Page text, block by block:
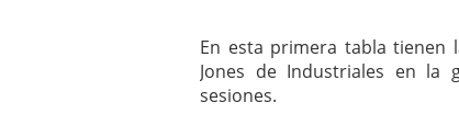
En esta primera tabla tienen
Jones de Industriales en la
sesiones.